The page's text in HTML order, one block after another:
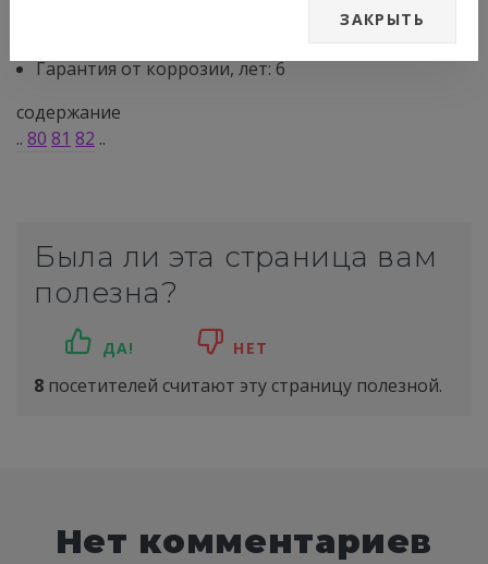
Гарантия от коррозии, лет: 6
содержание
.. 80 81 82 ..
Была ли эта страница вам
полезна?
ДА! НЕТ
8 посетителей считают эту страницу полезной.
Нет комментариев
ЗАКРЫТЬ